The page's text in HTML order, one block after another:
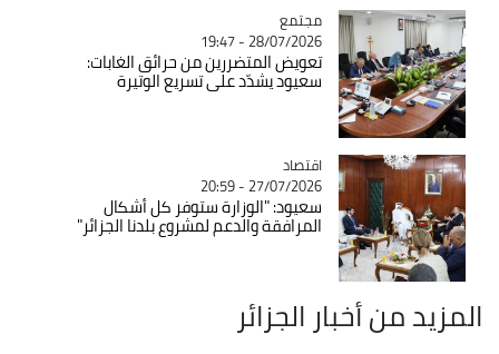
Catégorie
مجتمع
28/07/2026 - 19:47
تعويض المتضررين من حرائق الغابات:
سعيود يشدّد على تسريع الوتيرة
Catégorie
اقتصاد
27/07/2026 - 20:59
سعيود: "الوزارة ستوفر كل أشكال
المرافقة والدعم لمشروع بلدنا الجزائر"
المزيد من أخبار الجزائر